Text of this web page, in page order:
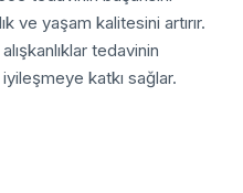
ve yaşam kalitesini artırır.
tedavinin
katkı sağlar.